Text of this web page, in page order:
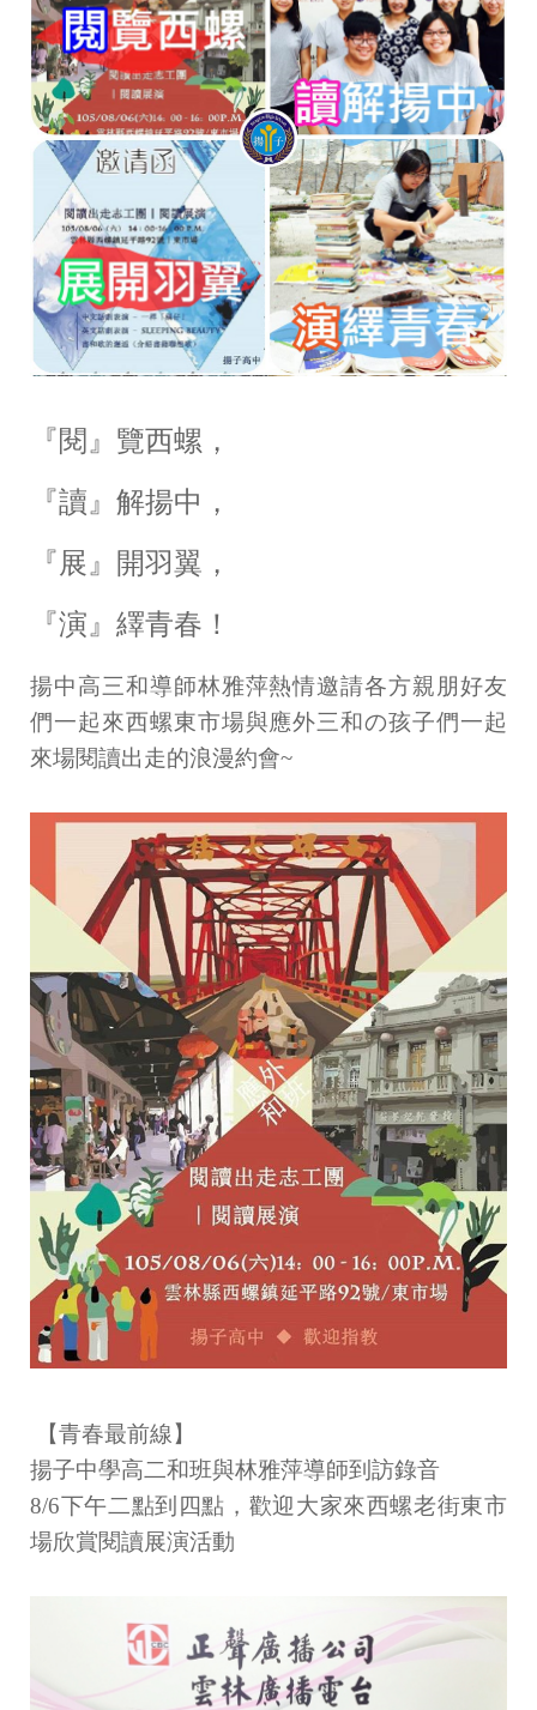
『閱』覽西螺，
『讀』解揚中，
『展』開羽翼，
『演』繹青春！
揚中高三和導師林雅萍熱情邀請各方親朋好友
們一起來西螺東市場與應外三和の孩子們一起
來場閱讀出走的浪漫約會~
【青春最前線】
揚子中學高二和班與林雅萍導師到訪錄音
8/6下午二點到四點，歡迎大家來西螺老街東市
場欣賞閱讀展演活動